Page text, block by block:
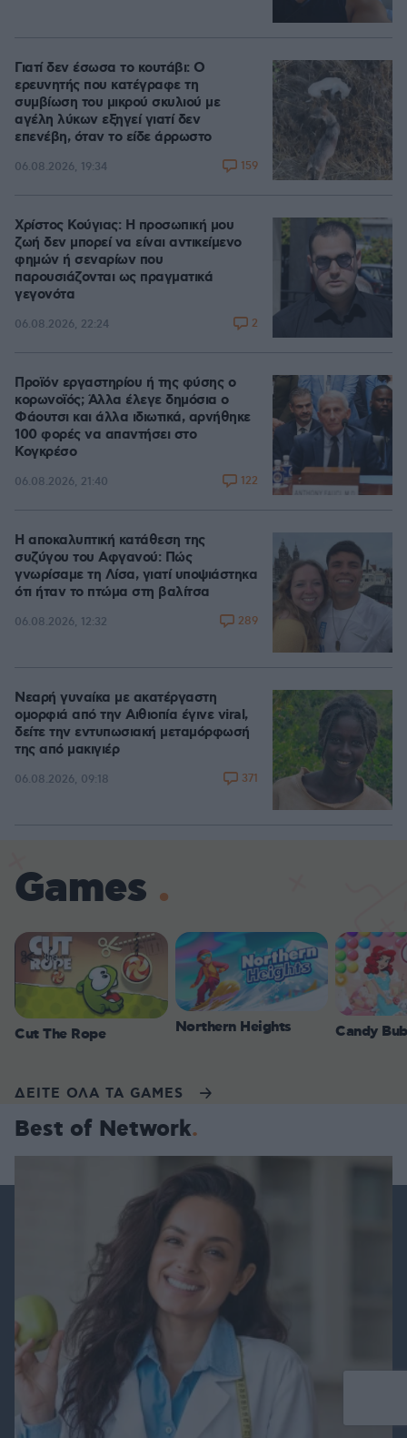
Γιατί δεν έσωσα το κουτάβι: Ο
ερευνητής που κατέγραφε τη
συμβίωση του μικρού σκυλιού με
αγέλη λύκων εξηγεί γιατί δεν
επενέβη, όταν το είδε άρρωστο
06.08.2026, 19:34 159
Χρίστος Κούγιας: Η προσωπική μου
ζωή δεν μπορεί να είναι αντικείμενο
φημών ή σεναρίων που
παρουσιάζονται ως πραγματικά
γεγονότα
06.08.2026, 22:24 2
Προϊόν εργαστηρίου ή της φύσης ο
κορωνοϊός; Άλλα έλεγε δημόσια ο
Φάουτσι και άλλα ιδιωτικά, αρνήθηκε
100 φορές να απαντήσει στο
Κογκρέσο
06.08.2026, 21:40 122
Η αποκαλυπτική κατάθεση της
συζύγου του Αφγανού: Πώς
γνωρίσαμε τη Λίσα, γιατί υποψιάστηκα
ότι ήταν το πτώμα στη βαλίτσα
06.08.2026, 12:32 289
Νεαρή γυναίκα με ακατέργαστη
ομορφιά από την Αιθιοπία έγινε viral,
δείτε την εντυπωσιακή μεταμόρφωσή
της από μακιγιέρ
06.08.2026, 09:18 371
Games
Cut The Rope Northern Heights Candy
ΔΕΙΤΕ ΟΛΑ ΤΑ GAMES
Best of Network